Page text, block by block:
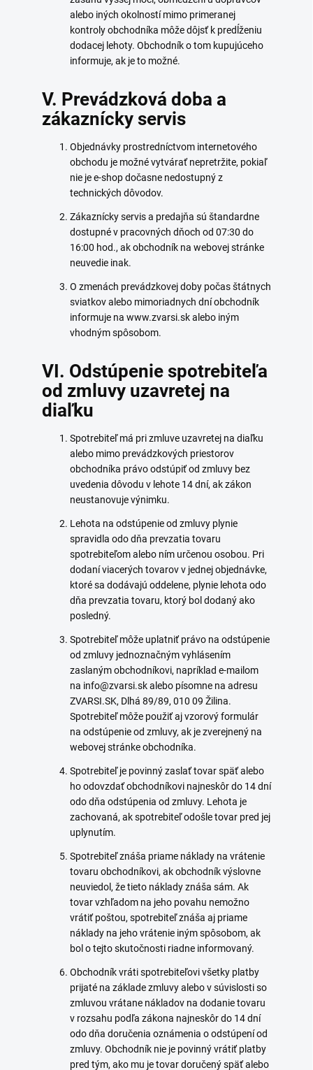
alebo iných okolností mimo primeranej
kontroly obchodníka môže dôjsť k predĺženiu
dodacej lehoty. Obchodník o tom kupujúceho
informuje, ak je to možné.
V. Prevádzková doba a
zákaznícky servis
Objednávky prostredníctvom internetového
obchodu je možné vytvárať nepretržite, pokiaľ
nie je e-shop dočasne nedostupný z
technických dôvodov.
Zákaznícky servis a predajňa sú štandardne
dostupné v pracovných dňoch od 07:30 do
16:00 hod., ak obchodník na webovej stránke
neuvedie inak.
O zmenách prevádzkovej doby počas štátnych
sviatkov alebo mimoriadnych dní obchodník
informuje na www.zvarsi.sk alebo iným
vhodným spôsobom.
VI. Odstúpenie spotrebiteľa
od zmluvy uzavretej na
diaľku
Spotrebiteľ má pri zmluve uzavretej na diaľku
alebo mimo prevádzkových priestorov
obchodníka právo odstúpiť od zmluvy bez
uvedenia dôvodu v lehote 14 dní, ak zákon
neustanovuje výnimku.
Lehota na odstúpenie od zmluvy plynie
spravidla odo dňa prevzatia tovaru
spotrebiteľom alebo ním určenou osobou. Pri
dodaní viacerých tovarov v jednej objednávke,
ktoré sa dodávajú oddelene, plynie lehota odo
dňa prevzatia tovaru, ktorý bol dodaný ako
posledný.
Spotrebiteľ môže uplatniť právo na odstúpenie
od zmluvy jednoznačným vyhlásením
zaslaným obchodníkovi, napríklad e-mailom
na info@zvarsi.sk alebo písomne na adresu
ZVARSI.SK, Dlhá 89/89, 010 09 Žilina.
Spotrebiteľ môže použiť aj vzorový formulár
na odstúpenie od zmluvy, ak je zverejnený na
webovej stránke obchodníka.
Spotrebiteľ je povinný zaslať tovar späť alebo
ho odovzdať obchodníkovi najneskôr do 14 dní
odo dňa odstúpenia od zmluvy. Lehota je
zachovaná, ak spotrebiteľ odošle tovar pred jej
uplynutím.
Spotrebiteľ znáša priame náklady na vrátenie
tovaru obchodníkovi, ak obchodník výslovne
neuviedol, že tieto náklady znáša sám. Ak
tovar vzhľadom na jeho povahu nemožno
vrátiť poštou, spotrebiteľ znáša aj priame
náklady na jeho vrátenie iným spôsobom, ak
bol o tejto skutočnosti riadne informovaný.
Obchodník vráti spotrebiteľovi všetky platby
prijaté na základe zmluvy alebo v súvislosti so
zmluvou vrátane nákladov na dodanie tovaru
v rozsahu podľa zákona najneskôr do 14 dní
odo dňa doručenia oznámenia o odstúpení od
zmluvy. Obchodník nie je povinný vrátiť platby
pred tým, ako mu je tovar doručený späť alebo